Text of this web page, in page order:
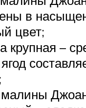
в
цвет;
крупная –
малины